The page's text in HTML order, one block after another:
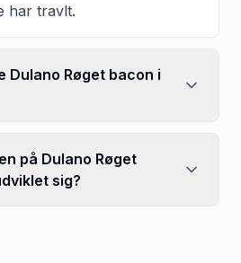
har travlt.
Dulano Røget bacon i
på Dulano Røget
sig?